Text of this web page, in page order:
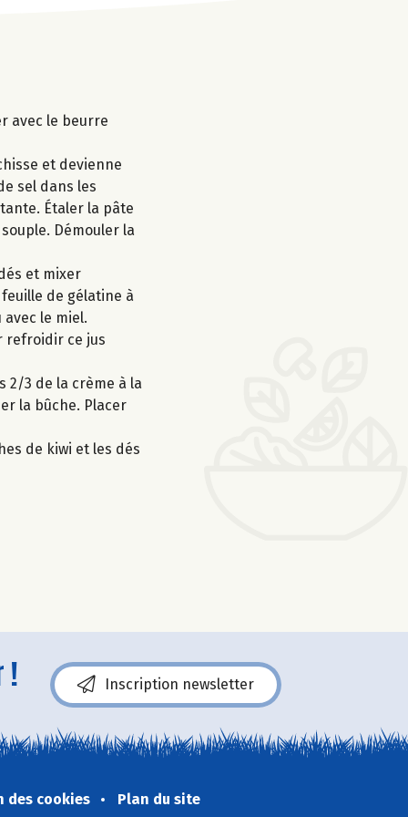
avec le beurre
et devienne
sel dans les
Étaler la pâte
Démouler la
et mixer
de gélatine à
le miel.
refroidir ce jus
2/3 de la crème à la
la bûche. Placer
de kiwi et les dés
! Inscription newsletter
des cookies Plan du site